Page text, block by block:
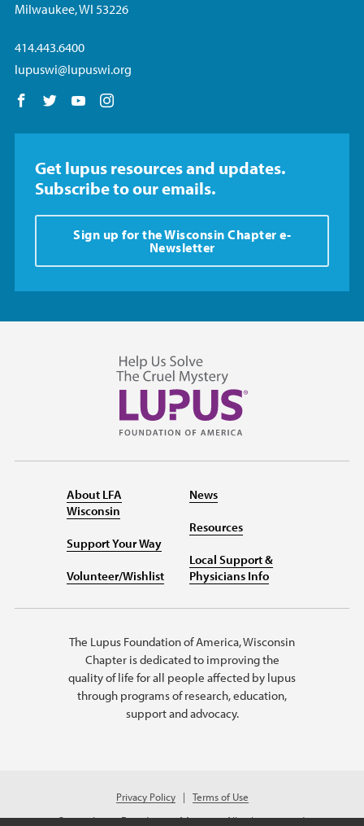
Milwaukee, WI 53226
414.443.6400
lupuswi@lupuswi.org
Follow us on Facebook
Follow us on Twitter
Follow us on YouTube
Get lupus resources and updates.
Subscribe to our emails.
Sign up for the Wisconsin Chapter e-
Newsletter
About LFA
Wisconsin
Support Your Way
Volunteer/Wishlist
News
Resources
Local Support &
Physicians Info
The Lupus Foundation of America, Wisconsin
Chapter is dedicated to improving the
quality of life for all people affected by lupus
through programs of research, education,
support and advocacy.
Privacy Policy
Terms of Use
© 2026 Lupus Foundation of America. All rights reserved.